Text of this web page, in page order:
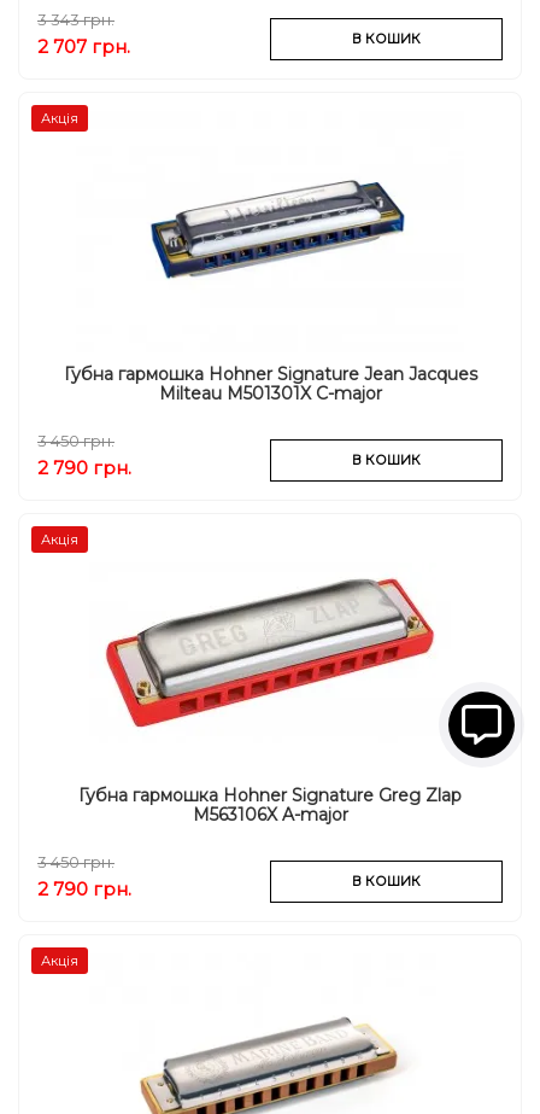
3 343 грн.
2 707 грн. В КОШИК
Акція
Губна гармошка Hohner Signature Jean Jacques
Milteau M501301X C-major
3 450 грн.
2 790 грн. В КОШИК
Акція
Губна гармошка Hohner Signature Greg Zlap
M563106X A-major
3 450 грн.
2 790 грн. В КОШИК
Акція